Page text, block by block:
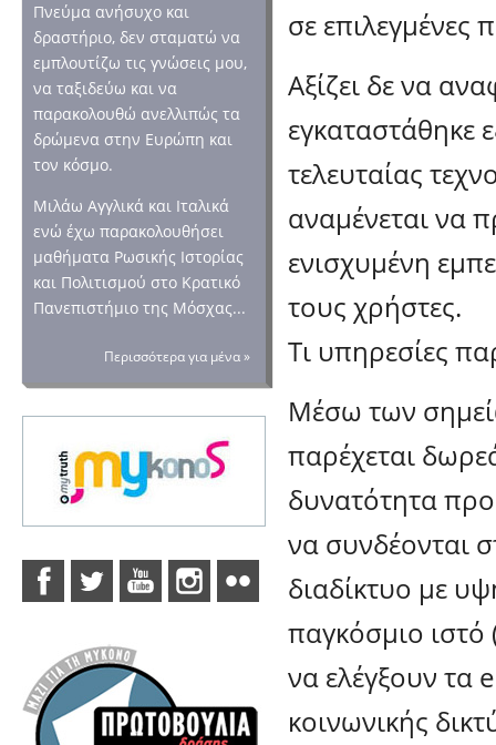
Πνεύμα ανήσυχο και
δραστήριο, δεν σταματώ να
εμπλουτίζω τις γνώσεις μου,
να ταξιδεύω και να
παρακολουθώ ανελλιπώς τα
δρώμενα στην Ευρώπη και
τον κόσμο.
Μιλάω Αγγλικά και Ιταλικά
ενώ έχω παρακολουθήσει
μαθήματα Ρωσικής Ιστορίας
και Πολιτισμού στο Κρατικό
Πανεπιστήμιο της Μόσχας...
Περισσότερα για μένα »
σε επιλεγμένες
Αξίζει δε να
εγκαταστάθηκε
τελευταίας
αναμένεται να
ενισχυμένη
τους χρήστες.
Τι υπηρεσίες
Μέσω των
παρέχεται
δυνατότητα
να συνδέονται
διαδίκτυο με
παγκόσμιο
να ελέγξουν τα
κοινωνικής